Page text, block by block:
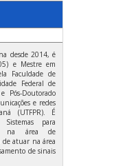
desde 2014, é
e Mestre em
Faculdade de
Federal de
Pós-Doutorado
e redes
(UTFPR). É
para
na área de
de atuar na área
de sinais